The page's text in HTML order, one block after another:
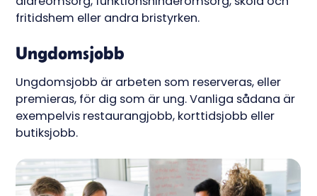
fritidshem eller andra bristyrken.
Ungdomsjobb
Ungdomsjobb är arbeten som reserveras, eller
premieras, för dig som är ung. Vanliga sådana är
exempelvis restaurangjobb, korttidsjobb eller
butiksjobb.